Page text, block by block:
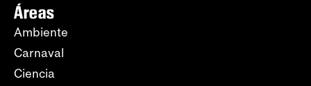
Áreas
Ambiente
Carnaval
Ciencia